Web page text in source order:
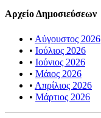
Αρχείο Δημοσιεύσεων
• Αύγουστος 2026
• Ιούλιος 2026
• Ιούνιος 2026
• Μάιος 2026
• Απρίλιος 2026
• Μάρτιος 2026